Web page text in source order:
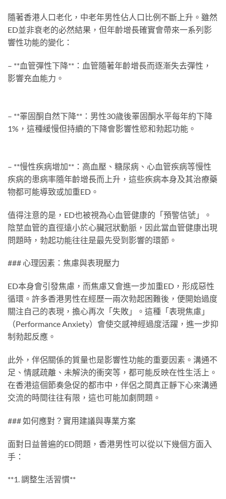
隨著香港人口老化，中老年男性佔人口比例不斷上升。雖然
ED並非衰老的必然結果，但年齡增長確實會帶來一系列影
響性功能的變化：
– **血管彈性下降**：血管隨著年齡增長而逐漸失去彈性，
影響充血能力。
– **睪固酮自然下降**：男性30歲後睪固酮水平每年約下降
1%，這種緩慢但持續的下降會影響性慾和勃起功能。
– **慢性疾病增加**：高血壓、糖尿病、心血管疾病等慢性
疾病的患病率隨年齡增長而上升，這些疾病本身及其治療藥
物都可能導致或加重ED。
值得注意的是，ED也被視為心血管健康的「預警信號」。
陰莖血管的直徑遠小於心臟冠狀動脈，因此當血管健康出現
問題時，勃起功能往往是最先受到影響的環節。
### 心理因素：焦慮與表現壓力
ED本身會引發焦慮，而焦慮又會進一步加重ED，形成惡性
循環。許多香港男性在經歷一兩次勃起困難後，便開始過度
關注自己的表現，擔心再次「失敗」。這種「表現焦慮」
（Performance Anxiety）會使交感神經過度活躍，進一步抑
制勃起反應。
此外，伴侶關係的質量也是影響性功能的重要因素。溝通不
足、情感疏離、未解決的衝突等，都可能反映在性生活上。
在香港這個節奏急促的都市中，伴侶之間真正靜下心來溝通
交流的時間往往有限，這也可能加劇問題。
### 如何應對？實用建議與專業方案
面對日益普遍的ED問題，香港男性可以從以下幾個方面入
手：
**1. 調整生活習慣**